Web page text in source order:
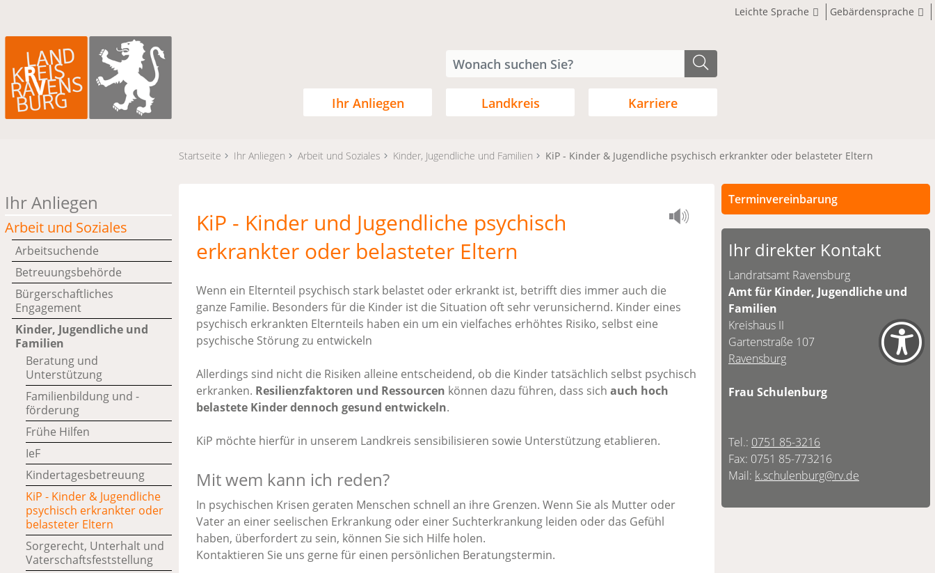
Leichte Sprache Gebärdensprache
Ihr Anliegen Landkreis Karriere
Startseite Ihr Anliegen Arbeit und Soziales Kinder, Jugendliche und Familien KiP - Kinder & Jugendliche psychisch erkrankter oder belasteter Eltern
Ihr Anliegen
Arbeit und Soziales
Arbeitsuchende
Betreuungsbehörde
Bürgerschaftliches
Engagement
Kinder, Jugendliche und
Familien
Beratung und
Unterstützung
Familienbildung und -
förderung
Frühe Hilfen
IeF
Kindertagesbetreuung
KiP - Kinder & Jugendliche
psychisch erkrankter oder
belasteter Eltern
Sorgerecht, Unterhalt und
Vaterschaftsfeststellung
KiP - Kinder und Jugendliche psychisch
erkrankter oder belasteter Eltern
Wenn ein Elternteil psychisch stark belastet oder erkrankt ist, betrifft dies immer auch die
ganze Familie. Besonders für die Kinder ist die Situation oft sehr verunsichernd. Kinder eines
psychisch erkrankten Elternteils haben ein um ein vielfaches erhöhtes Risiko, selbst eine
psychische Störung zu entwickeln
Allerdings sind nicht die Risiken alleine entscheidend, ob die Kinder tatsächlich selbst psychisch
erkranken. Resilienzfaktoren und Ressourcen können dazu führen, dass sich auch hoch
belastete Kinder dennoch gesund entwickeln.
KiP möchte hierfür in unserem Landkreis sensibilisieren sowie Unterstützung etablieren.
Mit wem kann ich reden?
In psychischen Krisen geraten Menschen schnell an ihre Grenzen. Wenn Sie als Mutter oder
Vater an einer seelischen Erkrankung oder einer Suchterkrankung leiden oder das Gefühl
haben, überfordert zu sein, können Sie sich Hilfe holen.
Kontaktieren Sie uns gerne für einen persönlichen Beratungstermin.
Terminvereinbarung
Persönliche Termine sind nach
vorheriger Vereinbarung möglich.
unten.
Ihr direkter Kontakt
Landratsamt Ravensburg
Amt für Kinder, Jugendliche und
Familien
Kreishaus II
Gartenstraße 107
Ravensburg
Frau Schulenburg
Tel.: 0751 85-3216
Fax: 0751 85-773216
Mail: k.schulenburg@rv.de